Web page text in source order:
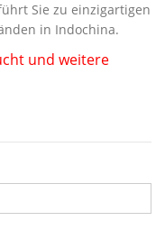
Sie zu einzigartigen
in Indochina.
und weitere